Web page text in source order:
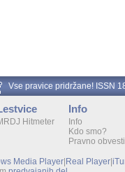
Vse pravice pridržane! ISSN
Hitmeter
Info
Info
Kdo smo?
Pravno
Media Player Real Player